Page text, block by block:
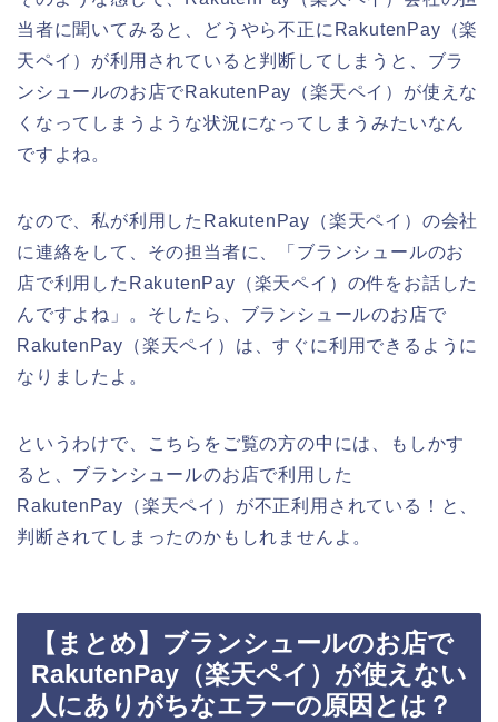
当者に聞いてみると、どうやら不正にRakutenPay（楽
天ペイ）が利用されていると判断してしまうと、ブラ
ンシュールのお店でRakutenPay（楽天ペイ）が使えな
くなってしまうような状況になってしまうみたいなん
ですよね。
なので、私が利用したRakutenPay（楽天ペイ）の会社
に連絡をして、その担当者に、「ブランシュールのお
店で利用したRakutenPay（楽天ペイ）の件をお話した
んですよね」。そしたら、ブランシュールのお店で
RakutenPay（楽天ペイ）は、すぐに利用できるように
なりましたよ。
というわけで、こちらをご覧の方の中には、もしかす
ると、ブランシュールのお店で利用した
RakutenPay（楽天ペイ）が不正利用されている！と、
判断されてしまったのかもしれませんよ。
【まとめ】ブランシュールのお店で
RakutenPay（楽天ペイ）が使えない
人にありがちなエラーの原因とは？